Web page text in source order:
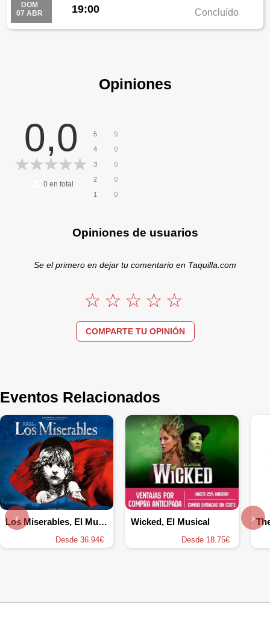
DOM
07 ABR
19:00 Concluído
Opiniones
0,0
0en total
5 0
4 0
3 0
2 0
1 0
Opiniones de usuarios
Se el primero en dejar tu comentario en Taquilla.com
COMPARTE TU OPINIÓN
Eventos Relacionados
Los Miserables, El Musical
Desde 36.94€
Wicked, El Musical
Desde 18.75€
‹ ›